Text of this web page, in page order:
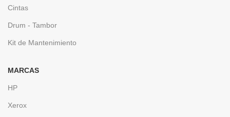
Cintas
Drum - Tambor
Kit de Mantenimiento
MARCAS
HP
Xerox